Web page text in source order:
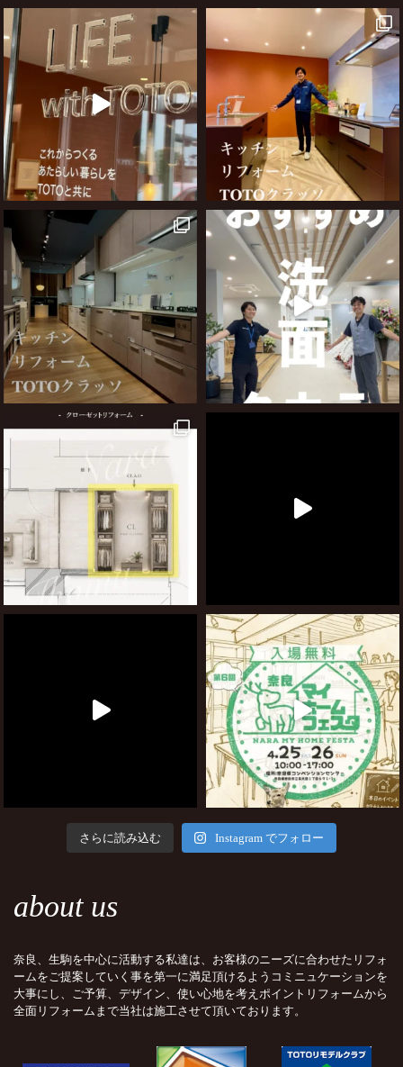
さらに読み込む Instagram でフォロー
about us
奈良、生駒を中心に活動する私達は、お客様のニーズに合わせたリフォ
ームをご提案していく事を第一に満足頂けるようコミニュケーションを
大事にし、ご予算、デザイン、使い心地を考えポイントリフォームから
全面リフォームまで当社は施工させて頂いております。